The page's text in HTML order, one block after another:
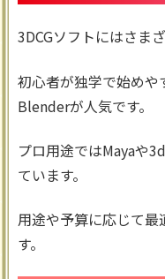
3DCGソフトにはさま
初心者が独学で始めや
Blenderが人気です。
プロ用途ではMayaや
ています。
用途や予算に応じて
す。